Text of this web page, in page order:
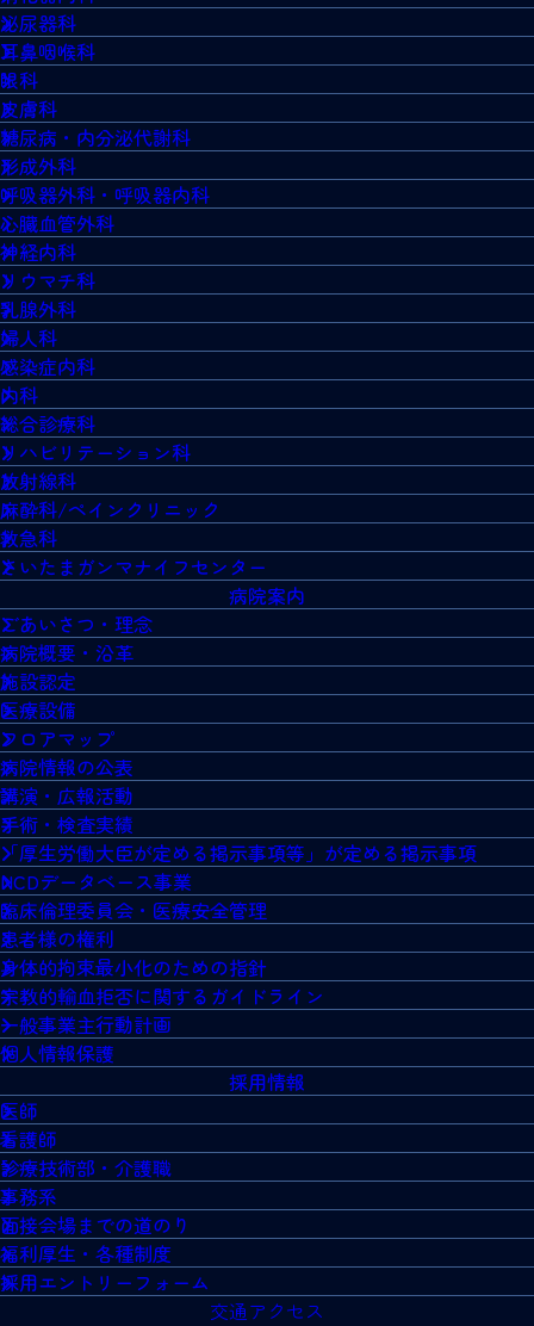
泌尿器科
耳鼻咽喉科
眼科
皮膚科
糖尿病・内分泌代謝科
形成外科
呼吸器外科・呼吸器内科
心臓血管外科
神経内科
リウマチ科
乳腺外科
婦人科
感染症内科
内科
総合診療科
リハビリテーション科
放射線科
麻酔科/ペインクリニック
救急科
さいたまガンマナイフセンター
病院案内
ごあいさつ・理念
病院概要・沿革
施設認定
医療設備
フロアマップ
病院情報の公表
講演・広報活動
手術・検査実績
「厚生労働大臣が定める掲示事項等」が定める掲示事項
NCDデータベース事業
臨床倫理委員会・医療安全管理
患者様の権利
身体的拘束最小化のための指針
宗教的輸血拒否に関するガイドライン
一般事業主行動計画
個人情報保護
採用情報
医師
看護師
診療技術部・介護職
事務系
面接会場までの道のり
福利厚生・各種制度
採用エントリーフォーム
交通アクセス